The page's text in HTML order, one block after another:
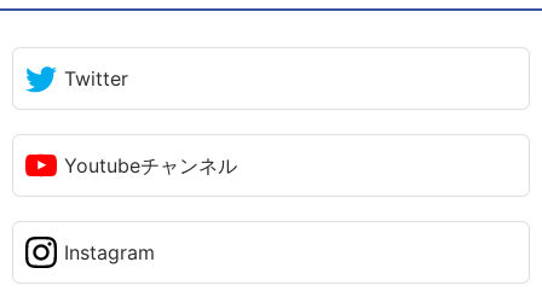
Twitter
Youtubeチャンネル
Instagram